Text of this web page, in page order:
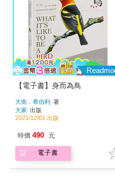
【電子書】身而為鳥
大衛．希伯利 著
大家 出版
2021/12/01 出版
特價 490 元
電子書